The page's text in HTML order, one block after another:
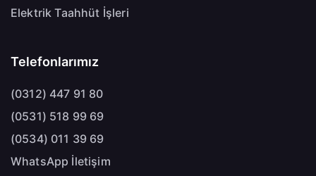
Elektrik Taahhüt İşleri
Telefonlarımız
(0312) 447 91 80
(0531) 518 99 69
(0534) 011 39 69
WhatsApp İletişim